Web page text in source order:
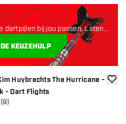
Huybrechts The Hurricane -
- Dart Flights
drawer
dartpijlen bij jou passen. Laten
KEUZEHULP